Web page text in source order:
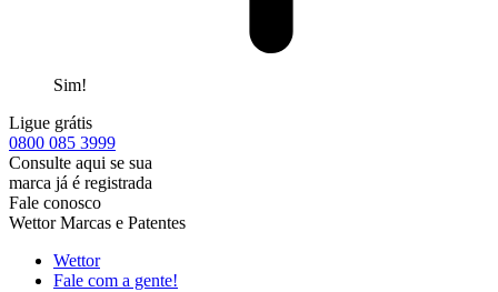
Sim!
Ligue grátis
0800 085 3999
Consulte aqui se sua
marca já é registrada
Fale conosco
Wettor Marcas e Patentes
Wettor
Fale com a gente!